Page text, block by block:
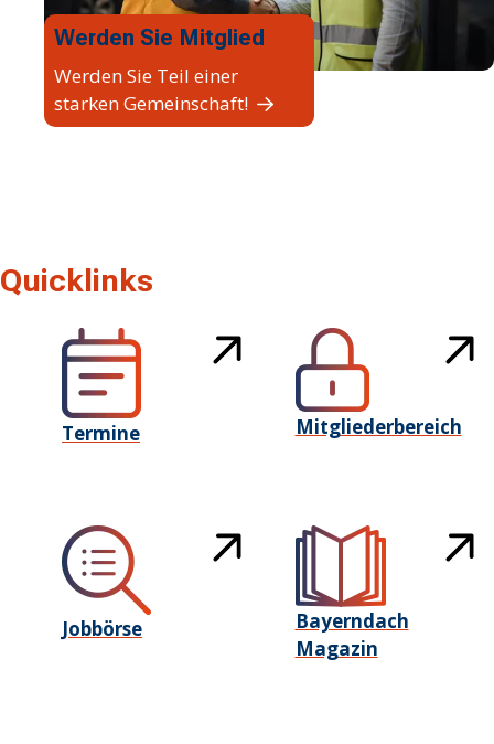
Werden Sie Mitglied
Werden Sie Teil einer
starken Gemeinschaft!
Quicklinks
Termine Mitgliederbereich
Jobbörse
Bayerndach
Magazin